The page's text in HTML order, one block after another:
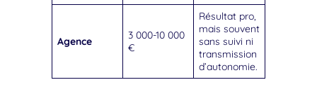
Agence
3 000-10 000
€
Résultat pro,
mais souvent
sans suivi ni
transmission
d’autonomie.